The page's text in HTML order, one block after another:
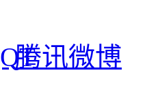
腾讯微博